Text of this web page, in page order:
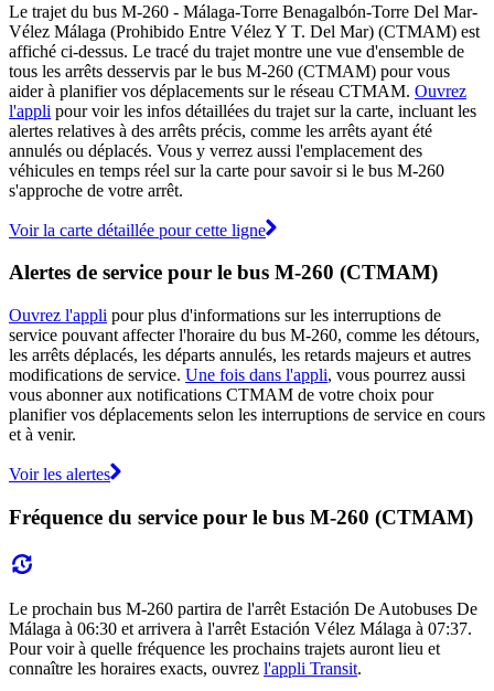
Le trajet du bus M-260 - Málaga-Torre Benagalbón-Torre Del Mar-
Vélez Málaga (Prohibido Entre Vélez Y T. Del Mar) (CTMAM) est
affiché ci-dessus. Le tracé du trajet montre une vue d'ensemble de
tous les arrêts desservis par le bus M-260 (CTMAM) pour vous
aider à planifier vos déplacements sur le réseau CTMAM. Ouvrez
l'appli pour voir les infos détaillées du trajet sur la carte, incluant les
alertes relatives à des arrêts précis, comme les arrêts ayant été
annulés ou déplacés. Vous y verrez aussi l'emplacement des
véhicules en temps réel sur la carte pour savoir si le bus M-260
s'approche de votre arrêt.
Voir la carte détaillée pour cette ligne
Alertes de service pour le bus M-260 (CTMAM)
Ouvrez l'appli pour plus d'informations sur les interruptions de
service pouvant affecter l'horaire du bus M-260, comme les détours,
les arrêts déplacés, les départs annulés, les retards majeurs et autres
modifications de service. Une fois dans l'appli, vous pourrez aussi
vous abonner aux notifications CTMAM de votre choix pour
planifier vos déplacements selon les interruptions de service en cours
et à venir.
Voir les alertes
Fréquence du service pour le bus M-260 (CTMAM)
Le prochain bus M-260 partira de l'arrêt Estación De Autobuses De
Málaga à 06:30 et arrivera à l'arrêt Estación Vélez Málaga à 07:37.
Pour voir à quelle fréquence les prochains trajets auront lieu et
connaître les horaires exacts, ouvrez l'appli Transit.